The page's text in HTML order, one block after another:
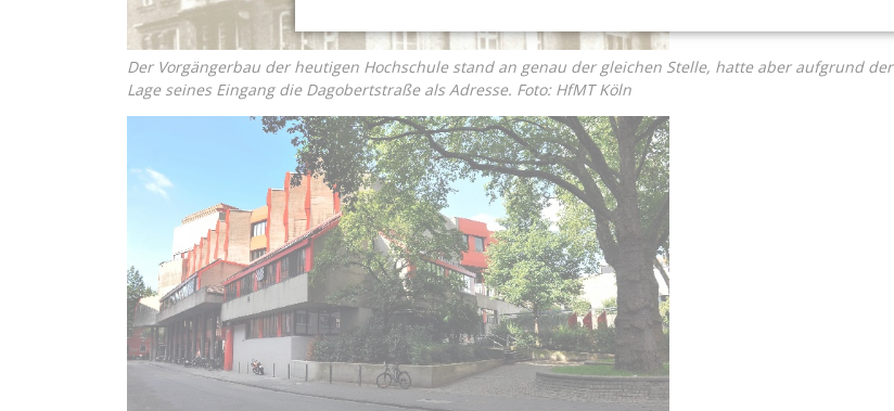
Der Vorgängerbau der heutigen Hochschule stand an genau der gleichen Stelle, hatte aber aufgrund der
Lage seines Eingang die Dagobertstraße als Adresse. Foto: HfMT Köln